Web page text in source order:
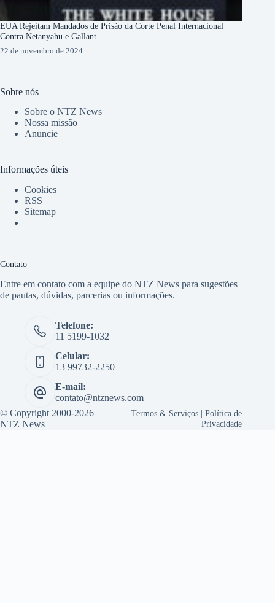
EUA Rejeitam Mandados de Prisão da Corte Penal Internacional
Contra Netanyahu e Gallant
22 de novembro de 2024
Sobre nós
Sobre o NTZ News
Nossa missão
Anuncie
Informações úteis
Cookies
RSS
Sitemap
Contato
Entre em contato com a equipe do NTZ News para sugestões
de pautas, dúvidas, parcerias ou informações.
Telefone:
11 5199-1032
Celular:
13 99732-2250
E-mail:
contato@ntznews.com
© Copyright 2000-2026
NTZ News
Termos & Serviços |Política de
Privacidade